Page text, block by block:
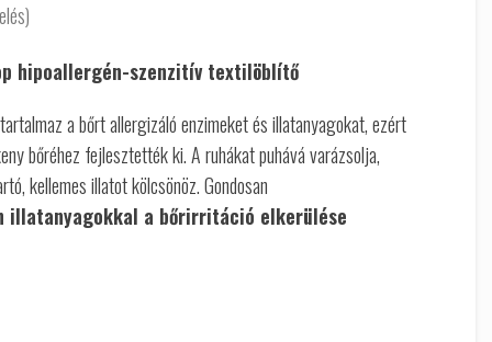
hipoallergén-szenzitív textilöblítő
a bőrt allergizáló enzimeket és illatanyagokat, ezért
bőréhez fejlesztették ki. A ruhákat puhává varázsolja,
kellemes illatot kölcsönöz. Gondosan
illatanyagokkal a bőrirritáció elkerülése